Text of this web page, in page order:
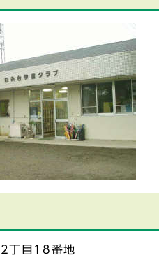
丁目18番地